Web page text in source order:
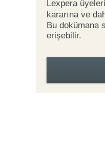
Lexpera
kararına ve
Bu dokümana
erişebilir.